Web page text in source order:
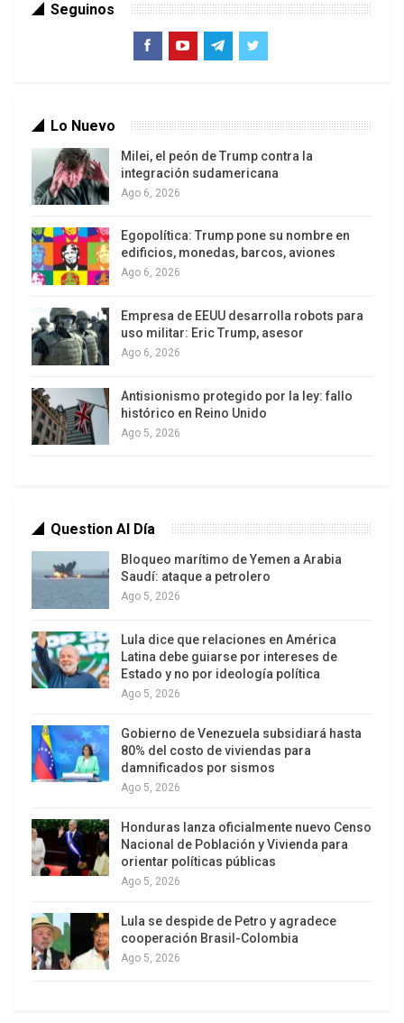
Mario Draghi, es el actual presidente del Banco
Berlusconi al frente del gobierno italiano; Lucas
Papademos, ex Presidente del Banco Central de
Europa (2002/2010), es el nuevo primer ministro
griego. Todos ellos formaron parte del universo
Goldman Sachs.
Un caso notable es el de Petros Christodoulos,
quien fuera Presidente del Banco Nacional de
Grecia y en ese carácter compró a un área de
Goldman Sachs (a cargo de Mario Draghi) el
Programa que le permitió mantener encubierto -
para el resto de autoridades europeas- el
endeudamiento griego. Actualmente su función
es administrar la exorbitante deuda pública griega,
sistema que facilitó aquel endeudamiento.
Estos son algunos de los nombres de los
“tecnócratas” –apolíticos según ellos- que están
Obviamente, la presencia de esta entidad
financiera -dentro del gobierno norteamericano-
no es mucho menor. Desde Bill Clinton para acá,
fueron parte de la misma.
Hay denuncias periodísticas en el sentido que el
en la crisis de 2008- al gigante Lehman Brothers
para beneficiar a su competidor Goldman Sachs,
grupo del cual había sido Presidente.
caben! Datos del 2010 indican que tiene 36 mil
empleados y que sus ganancias netas fueron de
Seguinos
Lo Nuevo
Milei, el peón de Trump contra la
integración sudamericana
Ago 6, 2026
Egopolítica: Trump pone su nombre en
edificios, monedas, barcos, aviones
Ago 6, 2026
Empresa de EEUU desarrolla robots para
uso militar: Eric Trump, asesor
Ago 6, 2026
Antisionismo protegido por la ley: fallo
histórico en Reino Unido
Ago 5, 2026
Question Al Día
Bloqueo marítimo de Yemen a Arabia
Saudí: ataque a petrolero
Ago 5, 2026
Lula dice que relaciones en América
Latina debe guiarse por intereses de
Estado y no por ideología política
Ago 5, 2026
Gobierno de Venezuela subsidiará hasta
80% del costo de viviendas para
damnificados por sismos
Ago 5, 2026
Honduras lanza oficialmente nuevo Censo
Nacional de Población y Vivienda para
orientar políticas públicas
Ago 5, 2026
Lula se despide de Petro y agradece
cooperación Brasil-Colombia
Ago 5, 2026